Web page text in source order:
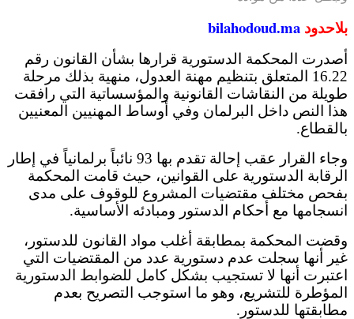
بلاحدود
أصدرت المحكمة الدستورية قرارها بشأن القانون رقم
16.22 المتعلق بتنظيم مهنة العدول، منهية بذلك مرحلة
طويلة من النقاشات القانونية والمؤسساتية التي رافقت
هذا النص داخل البرلمان وفي أوساط المهنيين المعنيين
بالقطاع.
وجاء القرار عقب إحالة تقدم بها 93 نائباً برلمانياً في إطار
الرقابة الدستورية على القوانين، حيث قامت المحكمة
بفحص مختلف مقتضيات المشروع للوقوف على مدى
انسجامها مع أحكام الدستور ومبادئه الأساسية.
وقضت المحكمة بمطابقة أغلب مواد القانون للدستور،
غير أنها سجلت عدم دستورية عدد من المقتضيات التي
اعتبرت أنها لا تستجيب بشكل كامل للضوابط الدستورية
المؤطرة للتشريع، وهو ما استوجب التصريح بعدم
مطابقتها للدستور.